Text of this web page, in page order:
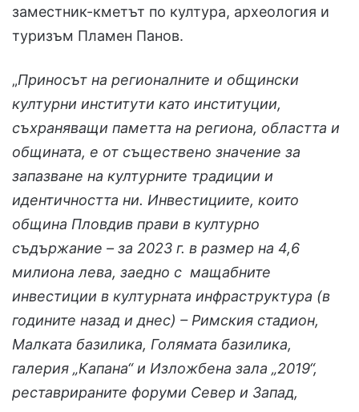
заместник-кметът по култура, археология и
туризъм Пламен Панов.
„Приносът на регионалните и общински
културни институти като институции,
съхраняващи паметта на региона, областта и
общината, е от съществено значение за
запазване на културните традиции и
идентичността ни. Инвестициите, които
община Пловдив прави в културно
съдържание – за 2023 г. в размер на 4,6
милиона лева, заедно с мащабните
инвестиции в културната инфраструктура (в
годините назад и днес) – Римския стадион,
Малката базилика, Голямата базилика,
галерия „Капана“ и Изложбена зала „2019“,
реставрираните форуми Север и Запад,